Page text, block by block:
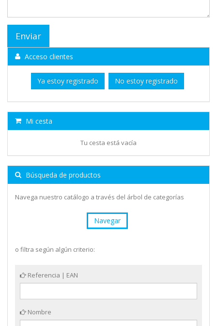
Acceso clientes
Ya estoy registrado No estoy registrado
Mi cesta
Tu cesta está vacía
Búsqueda de productos
Navega nuestro catálogo a través del árbol de categorías
Navegar
o filtra según algún criterio:
Referencia | EAN
Nombre